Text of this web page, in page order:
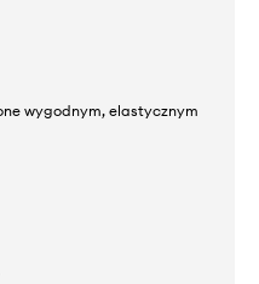
wygodnym, elastycznym